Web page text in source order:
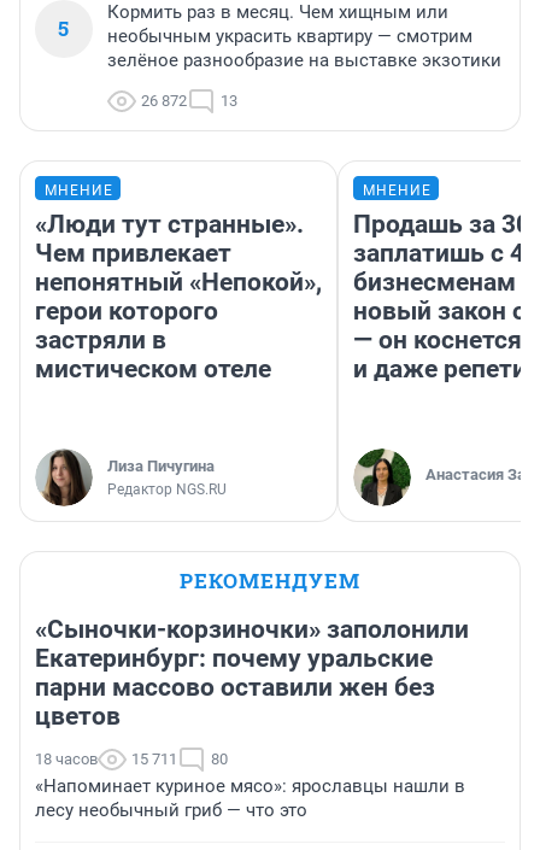
5
Кормить раз в месяц. Чем хищным или
необычным украсить квартиру — смотрим
зелёное разнообразие на выставке экзотики
26 872 13
МНЕНИЕ
«Люди тут странные».
Чем привлекает
непонятный «Непокой»,
герои которого
застряли в
мистическом отеле
Лиза Пичугина
Редактор NGS.RU
МНЕНИЕ
Продашь за
заплатишь с
бизнесменам
новый закон о
— он коснется
и даже
Анастасия
РЕКОМЕНДУЕМ
«Сыночки-корзиночки» заполонили
Екатеринбург: почему уральские
парни массово оставили жен без
цветов
18 часов 15 711 80
«Напоминает куриное мясо»: ярославцы нашли в
лесу необычный гриб — что это